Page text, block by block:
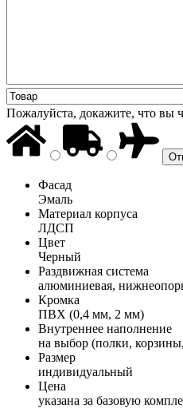
Пожалуйста, докажите, что вы
Фасад
Эмаль
Материал корпуса
ЛДСП
Цвет
Черный
Раздвижная система
алюминиевая,
Кромка
ПВХ (0,4 мм, 2 мм)
Внутреннее наполнение
на выбор (полки,
Размер
индивидуальный
Цена
указана за базовую